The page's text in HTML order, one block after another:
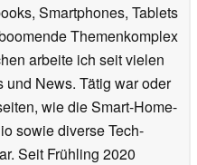
Smartphones, Tablets
Themenkomplex
arbeite ich seit vielen
und News. Tätig war oder
wie die Smart-Home-
sowie diverse Tech-
Seit Frühling 2020